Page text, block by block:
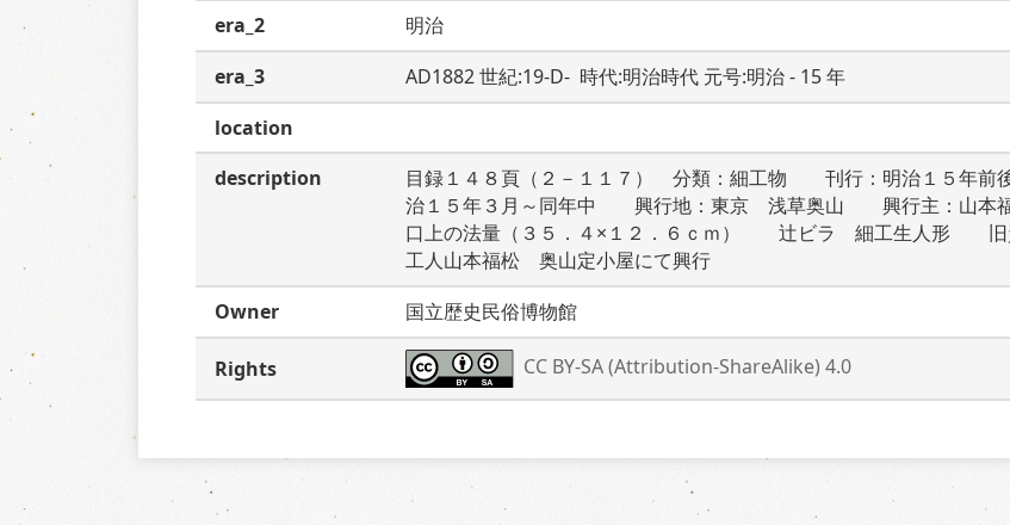
era_2
明治
era_3
AD1882 世紀:19-D-  時代:明治時代 元号:明治 - 15 年
location
description
目録１４８頁（２－１１７）　分類：細工物　　刊行：明治１５年
治１５年３月～同年中　　興行地：東京　浅草奥山　　興行主：山本
口上の法量（３５．４×１２．６ｃｍ）　　辻ビラ　細工生人形　　
工人山本福松　奥山定小屋にて興行
Owner
国立歴史民俗博物館
Rights CC BY-SA (Attribution-ShareAlike) 4.0